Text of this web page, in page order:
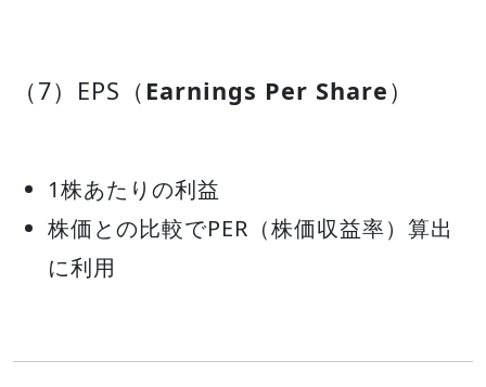
（7）EPS（ Earnings Per Share）
1株あたりの利益
株価との比較でPER（株価収益率）算出
に利用